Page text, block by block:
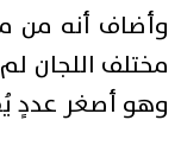
وهو أصغر عددٍ